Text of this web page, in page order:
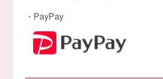
・PayPay